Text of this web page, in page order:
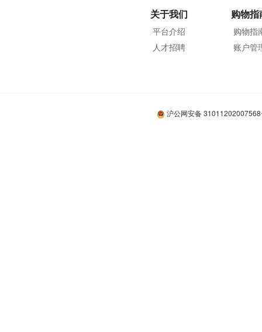
关于我们
平台介绍
人才招聘
购物指
购物指
账户管
沪公网安备 31011202007568